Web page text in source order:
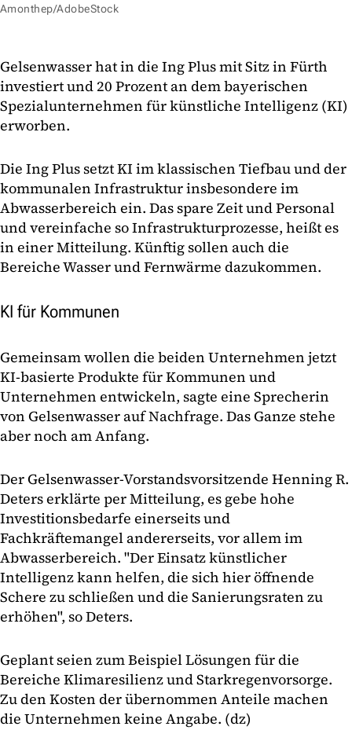
Amonthep/AdobeStock
Gelsenwasser hat in die Ing Plus mit Sitz in Fürth
investiert und 20 Prozent an dem bayerischen
Spezialunternehmen für künstliche Intelligenz (KI)
erworben.
Die Ing Plus setzt KI im klassischen Tiefbau und der
kommunalen Infrastruktur insbesondere im
Abwasserbereich ein. Das spare Zeit und Personal
und vereinfache so Infrastrukturprozesse, heißt es
in einer Mitteilung. Künftig sollen auch die
Bereiche Wasser und Fernwärme dazukommen.
KI für Kommunen
Gemeinsam wollen die beiden Unternehmen jetzt
KI-basierte Produkte für Kommunen und
Unternehmen entwickeln, sagte eine Sprecherin
von Gelsenwasser auf Nachfrage. Das Ganze stehe
aber noch am Anfang.
Der Gelsenwasser-Vorstandsvorsitzende Henning R.
Deters erklärte per Mitteilung, es gebe hohe
Investitionsbedarfe einerseits und
Fachkräftemangel andererseits, vor allem im
Abwasserbereich. "Der Einsatz künstlicher
Intelligenz kann helfen, die sich hier öffnende
Schere zu schließen und die Sanierungsraten zu
erhöhen", so Deters.
Geplant seien zum Beispiel Lösungen für die
Bereiche Klimaresilienz und Starkregenvorsorge.
Zu den Kosten der übernommen Anteile machen
die Unternehmen keine Angabe. (dz)